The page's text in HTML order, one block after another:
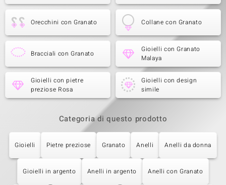
Orecchini con Granato Collane con Granato
Bracciali con Granato
Gioielli con Granato
Malaya
Gioielli con pietre
preziose Rosa
Gioielli con design
simile
Categoria di questo prodotto
Gioielli Pietre preziose Granato Anelli Anelli da donna
Gioielli in argento Anelli in argento Anelli con Granato